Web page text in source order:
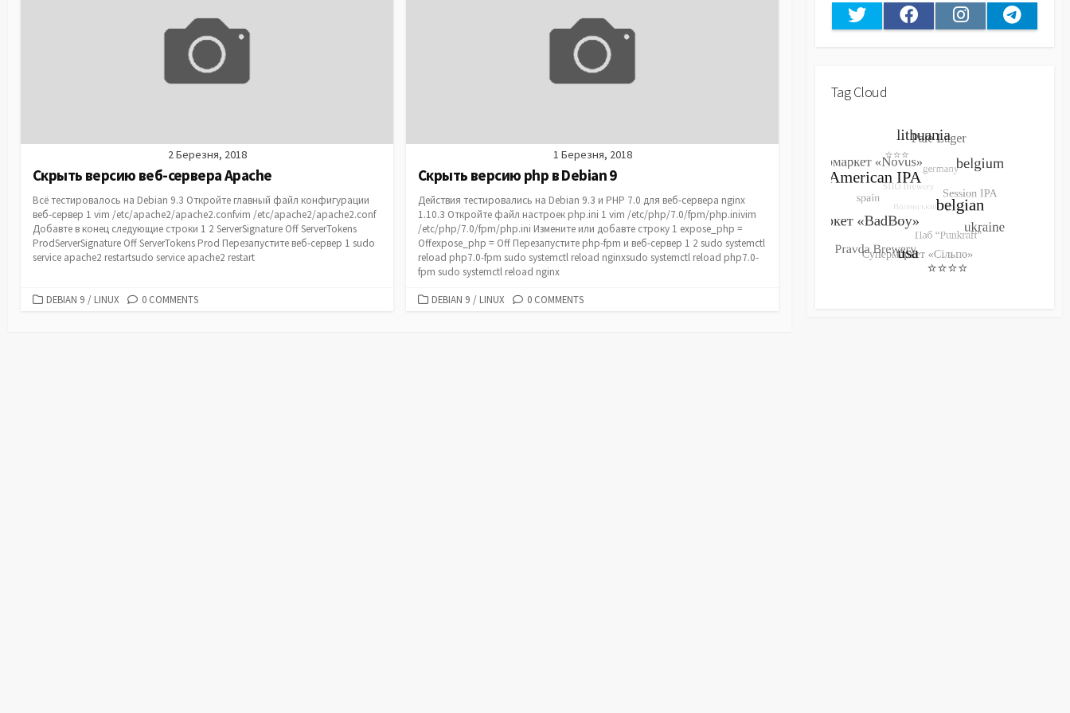
2 Березня, 2018
Скрыть версию веб-сервера Apache
Всё тестировалось на Debian 9.3 Откройте главный файл конфигурации
веб-сервер 1 vim /etc/apache2/apache2.confvim /etc/apache2/apache2.conf
Добавте в конец следующие строки 1 2 ServerSignature Off ServerTokens
ProdServerSignature Off ServerTokens Prod Перезапустите веб-сервер 1 sudo
service apache2 restartsudo service apache2 restart
CATEGORIES
DEBIAN 9 / LINUX 0 COMMENTS
1 Березня, 2018
Скрыть версию php в Debian 9
Действия тестировались на Debian 9.3 и PHP 7.0 для веб-сервера nginx
1.10.3 Откройте файл настроек php.ini 1 vim /etc/php/7.0/fpm/php.inivim
/etc/php/7.0/fpm/php.ini Измените или добавте строку 1 expose_php =
Offexpose_php = Off Перезапуститe php-fpm и веб-сервер 1 2 sudo systemctl
reload php7.0-fpm sudo systemctl reload nginxsudo systemctl reload php7.0-
fpm sudo systemctl reload nginx
CATEGORIES
DEBIAN 9 / LINUX 0 COMMENTS
Twitter FacebookInstagram Telegram
Tag Cloud